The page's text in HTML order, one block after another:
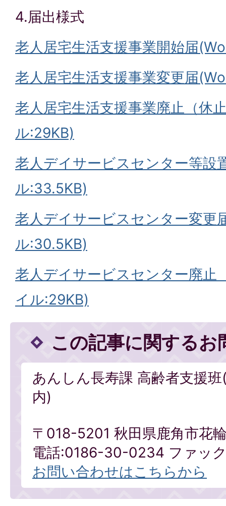
4.届出様式
老人居宅生活支援事業開始届
老人居宅生活支援事業変更届
老人居宅生活支援事業廃止（休
ル:29KB)
老人デイサービスセンター等設
ル:33.5KB)
老人デイサービスセンター変更
ル:30.5KB)
老人デイサービスセンター廃止
イル:29KB)
この記事に関するお
あんしん長寿課 高齢者支援
内)
〒018-5201 秋田県鹿角市花
電話:0186-30-0234 ファッ
お問い合わせはこちらから